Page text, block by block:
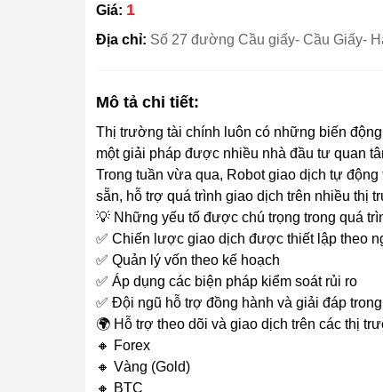
Giá: 1
Địa chỉ: Số 27 đường Cầu giấy- Cầu Giấy-
Mô tả chi tiết:
Thị trường tài chính luôn có những biến
một giải pháp được nhiều nhà đầu tư quan
Trong tuần vừa qua, Robot giao dịch tự
sẵn, hỗ trợ quá trình giao dịch trên nhiều thị
💡 Những yếu tố được chú trọng trong quá
✅ Chiến lược giao dịch được thiết lập theo
✅ Quản lý vốn theo kế hoạch
✅ Áp dụng các biện pháp kiểm soát rủi ro
✅ Đội ngũ hỗ trợ đồng hành và giải đáp
🌍 Hỗ trợ theo dõi và giao dịch trên các thị
🔸 Forex
🔸 Vàng (Gold)
🔸 BTC